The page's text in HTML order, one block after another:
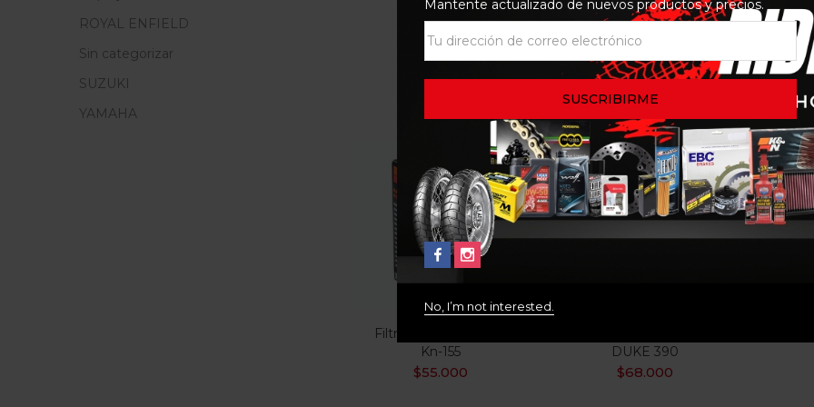
Filtro De Aceite K&N
Kn-155
$55.000
DUKE 390
$68.000
ROYAL ENFIELD
Sin categorizar
SUZUKI
YAMAHA
Mantente actualizado de nuevos productos y precios.
No, I’m not interested.